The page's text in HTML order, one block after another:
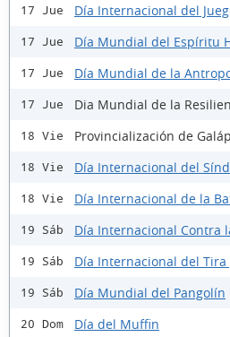
17 Jue Día Internacional del
17 Jue Día Mundial del Espíritu
17 Jue Día Mundial de la
17 Jue Dia Mundial de la
18 Vie Provincialización de
18 Vie Día Internacional del
18 Vie Día Internacional de la
19 Sáb Día Internacional Contra
19 Sáb Día Internacional del Tira
19 Sáb Día Mundial del Pangolín
20 Dom Día del Muffin